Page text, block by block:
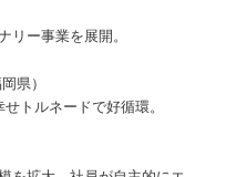
ー事業を展開。
県）
トルネードで好循環。